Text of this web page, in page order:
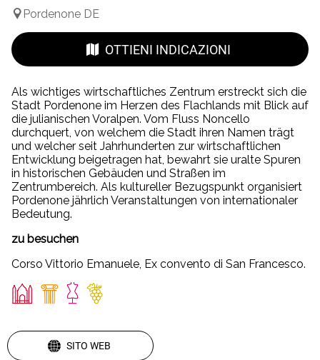
Pordenone DE
OTTIENI INDICAZIONI
Als wichtiges wirtschaftliches Zentrum erstreckt sich die
Stadt Pordenone im Herzen des Flachlands mit Blick auf
die julianischen Voralpen. Vom Fluss Noncello
durchquert, von welchem die Stadt ihren Namen trägt
und welcher seit Jahrhunderten zur wirtschaftlichen
Entwicklung beigetragen hat, bewahrt sie uralte Spuren
in historischen Gebäuden und Straßen im
Zentrumbereich. Als kultureller Bezugspunkt organisiert
Pordenone jährlich Veranstaltungen von internationaler
Bedeutung.
zu besuchen
Corso Vittorio Emanuele, Ex convento di San Francesco.
SITO WEB